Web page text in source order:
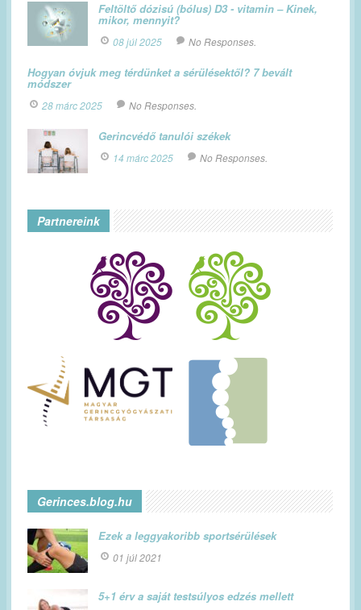
Feltöltő dózisú (bólus) D3 - vitamin – Kinek,
mikor, mennyit?
08 júl 2025 No Responses.
Hogyan óvjuk meg térdünket a sérülésektől? 7 bevált
módszer
28 márc 2025 No Responses.
Gerincvédő tanulói székek
14 márc 2025 No Responses.
Partnereink
Gerinces.blog.hu
Ezek a leggyakoribb sportsérülések
01 júl 2021
5+1 érv a saját testsúlyos edzés mellett